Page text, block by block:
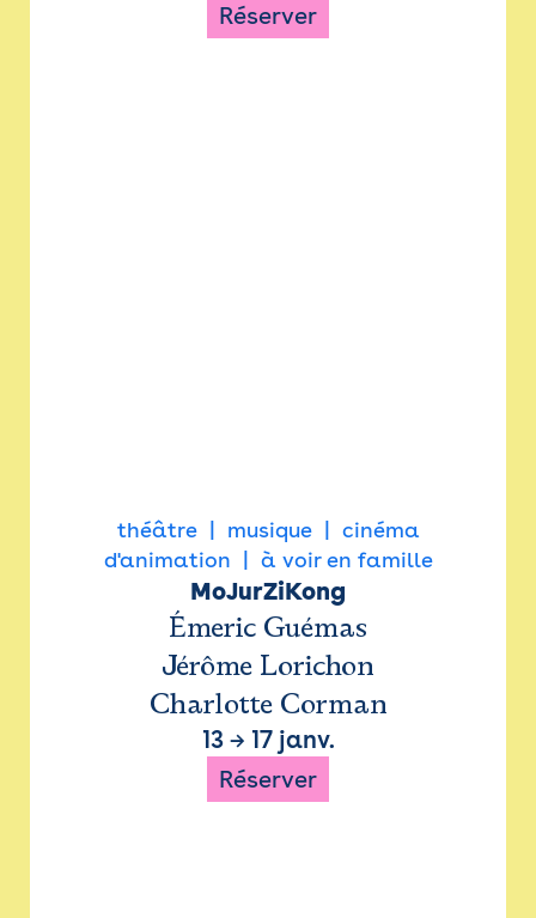
Réserver
théâtre musique
cinéma
d'animation
à voir en famille
MoJurZiKong
Émeric Guémas
Jérôme Lorichon
Charlotte Corman
13→ 17 janv.
Réserver